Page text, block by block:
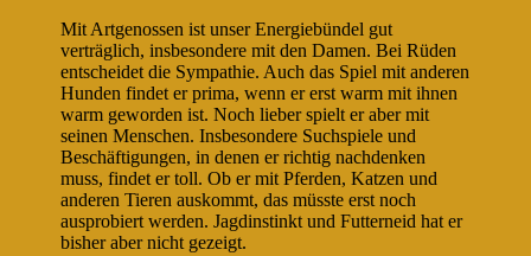
Mit Artgenossen ist unser Energiebündel gut
verträglich, insbesondere mit den Damen. Bei Rüden
entscheidet die Sympathie. Auch das Spiel mit anderen
Hunden findet er prima, wenn er erst warm mit ihnen
warm geworden ist. Noch lieber spielt er aber mit
seinen Menschen. Insbesondere Suchspiele und
Beschäftigungen, in denen er richtig nachdenken
muss, findet er toll. Ob er mit Pferden, Katzen und
anderen Tieren auskommt, das müsste erst noch
ausprobiert werden. Jagdinstinkt und Futterneid hat er
bisher aber nicht gezeigt.